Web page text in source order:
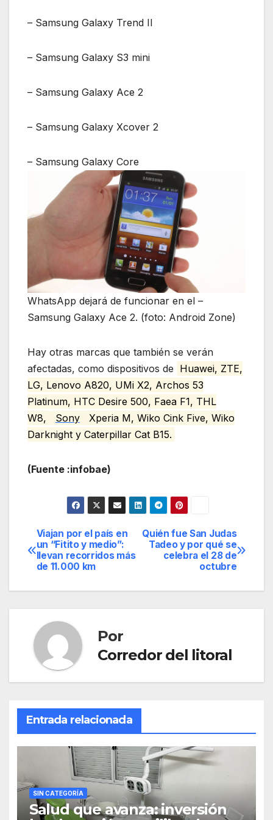
– Samsung Galaxy Trend II
– Samsung Galaxy S3 mini
– Samsung Galaxy Ace 2
– Samsung Galaxy Xcover 2
– Samsung Galaxy Core
WhatsApp dejará de funcionar en el –
Samsung Galaxy Ace 2. (foto: Android Zone)
Hay otras marcas que también se verán
afectadas, como dispositivos de Huawei, ZTE,
LG, Lenovo A820, UMi X2, Archos 53
Platinum, HTC Desire 500, Faea F1, THL
W8,
Sony
Xperia M, Wiko Cink Five, Wiko
Darknight y Caterpillar Cat B15.
(Fuente :infobae)
Navegación
de
entradas
Quién fue San Judas
Tadeo y por qué se
celebra el 28 de
octubre
Viajan por el país en
un “Fitito y medio”:
llevan recorridos más
de 11.000 km
Por
Corredor del litoral
Entrada relacionada
SIN CATEGORÍA
Salud que avanza: inversión